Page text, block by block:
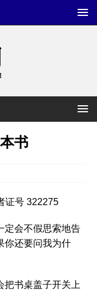
书
证号 322275
定会不假思索地告
你还要问我为什
把书桌盖子开关上